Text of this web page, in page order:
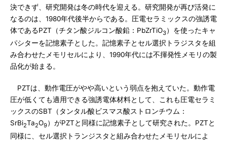
決できず、研究開発は冬の時代を迎える。研究開発が再び活発に
なるのは、1980年代後半からである。圧電セラミックスの強誘電
体であるPZT（チタン酸ジルコン酸鉛：PbZrTiO3）を使ったキャ
パシターを記憶素子とした。記憶素子とセル選択トラジスタを組
み合わせたメモリセルにより、1990年代には不揮発性メモリの製
品化が始まる。
PZTは、動作電圧がやや高いという弱点を抱えていた。動作電
圧が低くても適用できる強誘電体材料として、これも圧電セラミ
ックスのSBT（タンタル酸ビスマス酸ストロンチウム：
SrBi2Ta2O9）がPZTと同様に記憶素子として研究された。PZTと
同様に、セル選択トランジスタと組み合わせたメモリセルによ